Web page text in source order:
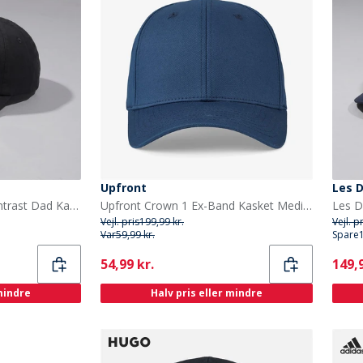
Les Deux Herre Core Kontrast Dad Kasket Sort
Upfront
Upfront Crown 1 Ex-Band Kasket Medium Blue
Vejl. pris199,99 kr.
Var59,99 kr.
Current
54,99 kr.
Halv pris eller mindre
Les
Vejl.
Spare